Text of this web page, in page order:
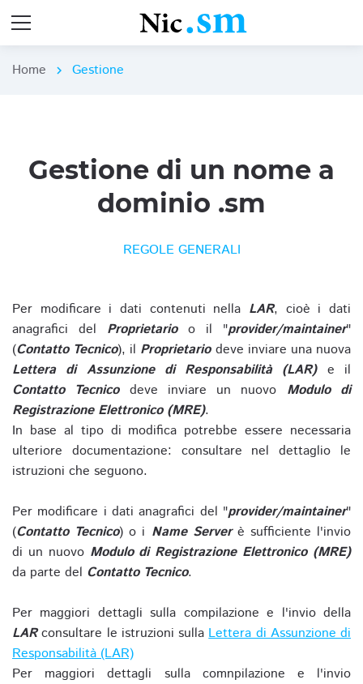
Home chevron_right Gestione
Gestione di un nome a
dominio .sm
REGOLE GENERALI
Per modificare i dati contenuti nella LAR, cioè i dati
anagrafici del Proprietarioo il "provider/maintainer"
(Contatto Tecnico), il Proprietariodeve inviare una nuova
Lettera di Assunzione di Responsabilità (LAR)e il
Contatto Tecnicodeve inviare un nuovo Modulo di
Registrazione Elettronico (MRE).
In base al tipo di modifica potrebbe essere necessaria
ulteriore documentazione: consultare nel dettaglio le
istruzioni che seguono.
Per modificare i dati anagrafici del "provider/maintainer"
(Contatto Tecnico) o i Name Serverè sufficiente l'invio
di un nuovo Modulo di Registrazione Elettronico (MRE)
da parte del Contatto Tecnico.
Per maggiori dettagli sulla compilazione e l'invio della
LARconsultare le istruzioni sullaLettera di Assunzione di
Responsabilità (LAR)
Per maggiori dettagli sulla comnpilazione e l'invio